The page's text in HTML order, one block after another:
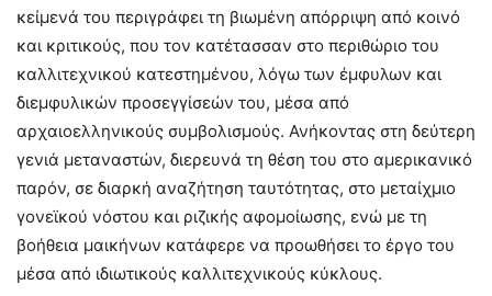
κείμενά του περιγράφει τη βιωμένη απόρριψη από κοινό
και κριτικούς, που τον κατέτασσαν στο περιθώριο του
καλλιτεχνικού κατεστημένου, λόγω των έμφυλων και
διεμφυλικών προσεγγίσεών του, μέσα από
αρχαιοελληνικούς συμβολισμούς. Ανήκοντας στη δεύτερη
γενιά μεταναστών, διερευνά τη θέση του στο αμερικανικό
παρόν, σε διαρκή αναζήτηση ταυτότητας, στο μεταίχμιο
γονεϊκού νόστου και ριζικής αφομοίωσης, ενώ με τη
βοήθεια μαικήνων κατάφερε να προωθήσει το έργο του
μέσα από ιδιωτικούς καλλιτεχνικούς κύκλους.